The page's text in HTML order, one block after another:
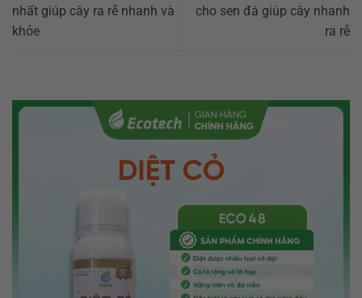
nhất giúp cây ra rễ nhanh và
khỏe
cho sen đá giúp cây nhanh
ra rễ